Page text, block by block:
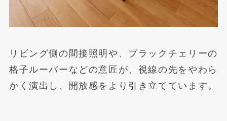
リビング側の間接照明や、ブラックチェリーの
格子ルーバーなどの意匠が、視線の先をやわら
かく演出し、開放感をより引き立てています。